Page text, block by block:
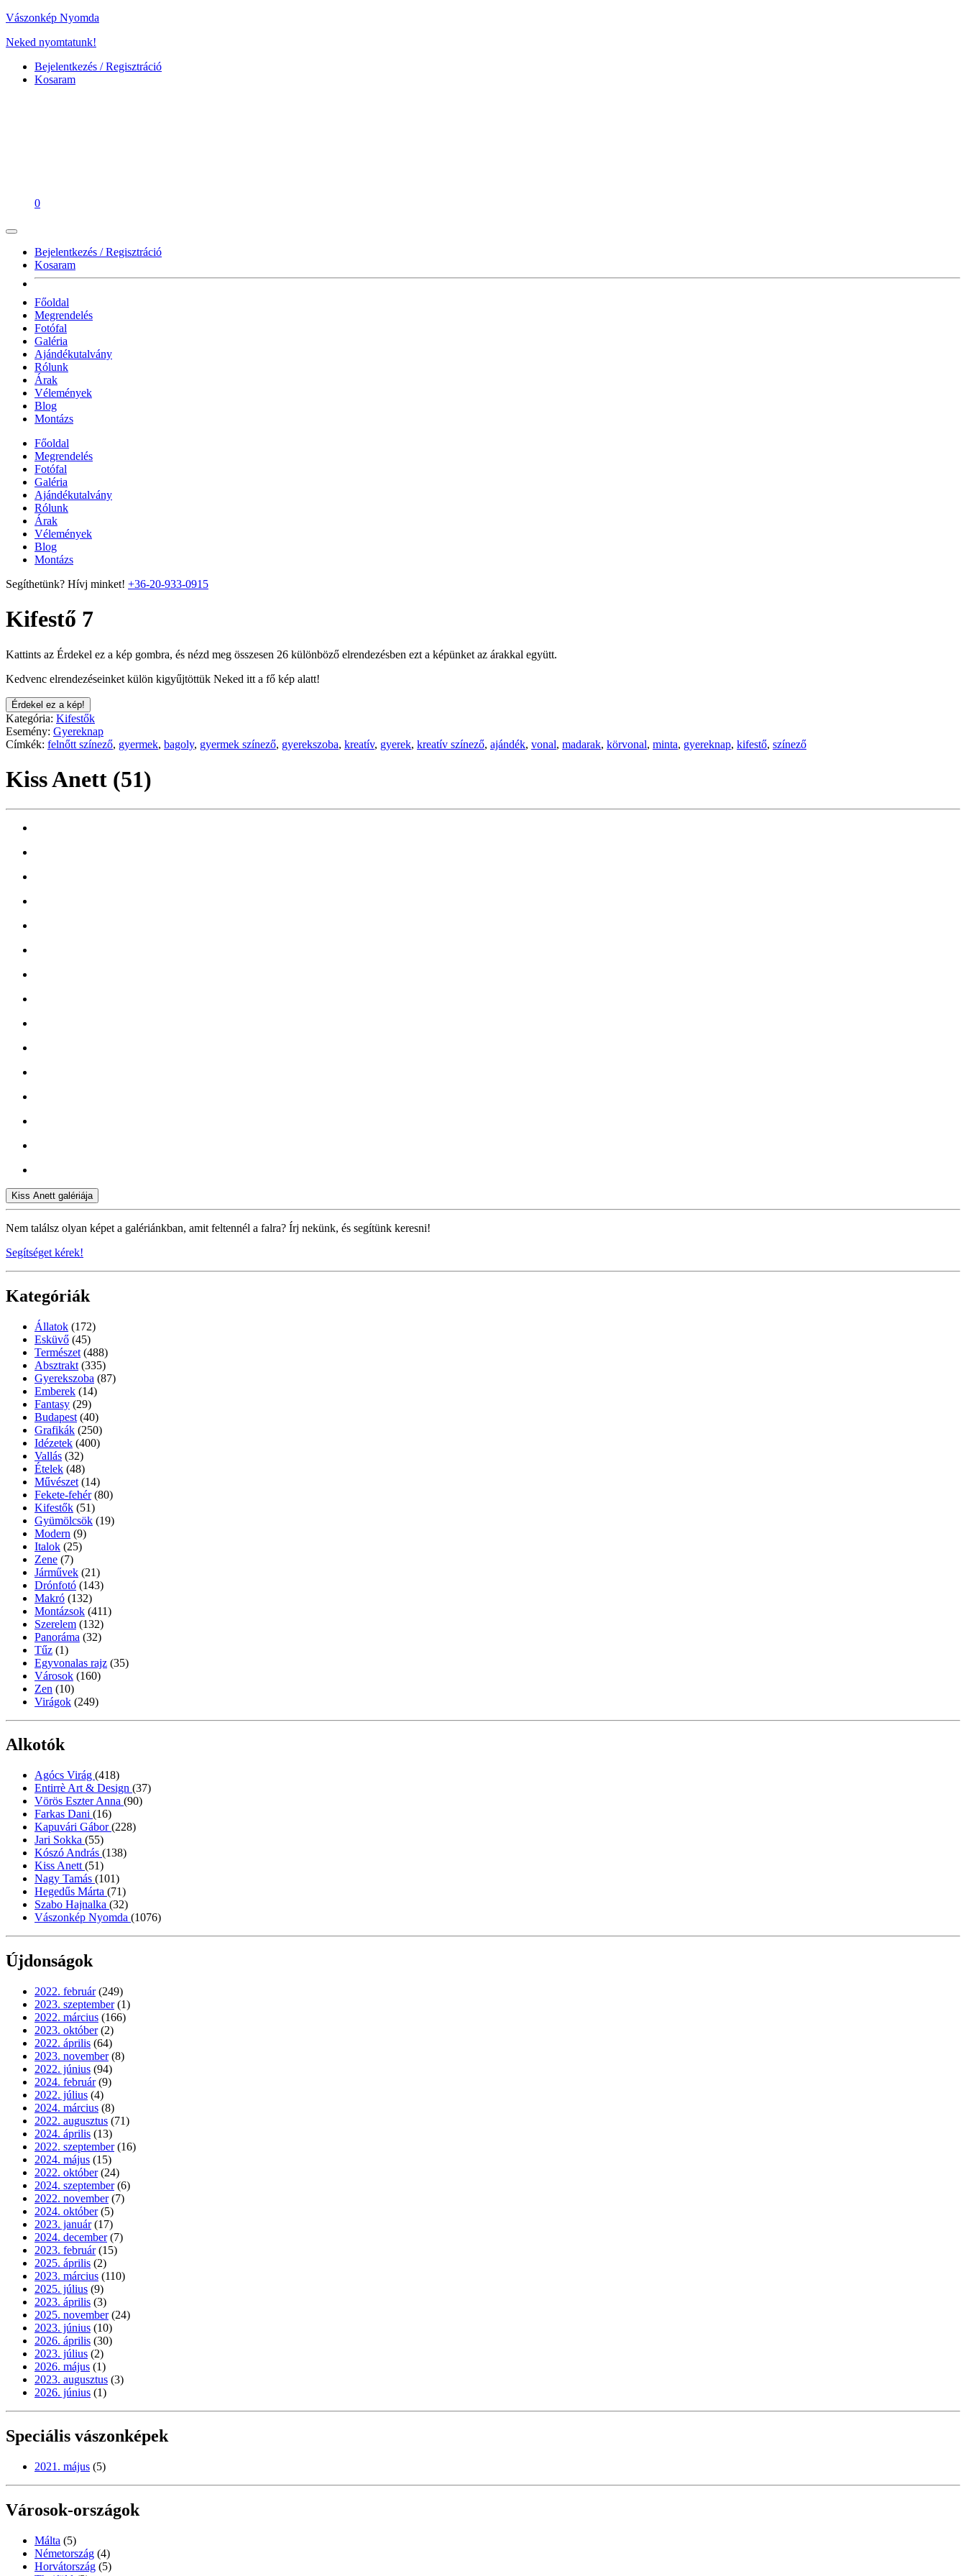
Vászonkép Nyomda
Neked nyomtatunk!
Bejelentkezés / Regisztráció
Kosaram
0
Bejelentkezés / Regisztráció
Kosaram
Főoldal
Megrendelés
Fotófal
Galéria
Ajándékutalvány
Rólunk
Árak
Vélemények
Blog
Montázs
Főoldal
Megrendelés
Fotófal
Galéria
Ajándékutalvány
Rólunk
Árak
Vélemények
Blog
Montázs
Segíthetünk? Hívj minket! +36-20-933-0915
Kifestő 7
Kattints az Érdekel ez a kép gombra, és nézd meg összesen 26 különböző elrendezésben ezt a képünket az árakkal együtt.
Kedvenc elrendezéseinket külön kigyűjtöttük Neked itt a fő kép alatt!
Érdekel ez a kép!
Kategória: Kifestők
Esemény: Gyereknap
Címkék: felnőtt színező, gyermek, bagoly, gyermek színező, gyerekszoba, kreatív, gyerek, kreatív színező, ajándék, vonal, madarak, körvonal, minta, gyereknap, kifestő, színező
Kiss Anett (51)
Kiss Anett galériája
Nem találsz olyan képet a galériánkban, amit feltennél a falra? Írj nekünk, és segítünk keresni!
Segítséget kérek!
Kategóriák
Állatok (172)
Esküvő (45)
Természet (488)
Absztrakt (335)
Gyerekszoba (87)
Emberek (14)
Fantasy (29)
Budapest (40)
Grafikák (250)
Idézetek (400)
Vallás (32)
Ételek (48)
Művészet (14)
Fekete-fehér (80)
Kifestők (51)
Gyümölcsök (19)
Modern (9)
Italok (25)
Zene (7)
Járművek (21)
Drónfotó (143)
Makró (132)
Montázsok (411)
Szerelem (132)
Panoráma (32)
Tűz (1)
Egyvonalas rajz (35)
Városok (160)
Zen (10)
Virágok (249)
Alkotók
Agócs Virág (418)
Entirrè Art & Design (37)
Vörös Eszter Anna (90)
Farkas Dani (16)
Kapuvári Gábor(228)
Jari Sokka (55)
Kószó András (138)
Kiss Anett (51)
Nagy Tamás (101)
Hegedűs Márta (71)
Szabo Hajnalka (32)
Vászonkép Nyomda (1076)
Újdonságok
2022. február (249)
2023. szeptember (1)
2022. március (166)
2023. október (2)
2022. április (64)
2023. november (8)
2022. június (94)
2024. február (9)
2022. július (4)
2024. március (8)
2022. augusztus (71)
2024. április (13)
2022. szeptember (16)
2024. május (15)
2022. október (24)
2024. szeptember (6)
2022. november (7)
2024. október (5)
2023. január (17)
2024. december (7)
2023. február (15)
2025. április (2)
2023. március (110)
2025. július (9)
2023. április (3)
2025. november (24)
2023. június (10)
2026. április (30)
2023. július (2)
2026. május (1)
2023. augusztus (3)
2026. június (1)
Speciális vászonképek
2021. május (5)
Városok-országok
Málta (5)
Németország (4)
Horvátország (5)